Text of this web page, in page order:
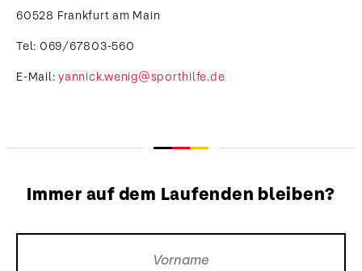
60528 Frankfurt am Main
Tel: 069/67803-560
E-Mail: yannick.wenig@sporthilfe.de
Immer auf dem Laufenden bleiben?